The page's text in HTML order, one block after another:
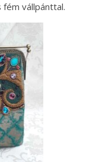
vállpánttal.